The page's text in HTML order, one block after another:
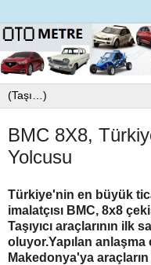
BMC 8X8,
Yolcusu
Türkiye'nin en büyük
imalatçısı BMC, 8x8
Taşıyıcı araçlarının ilk
oluyor.Yapılan
Makedonya'ya